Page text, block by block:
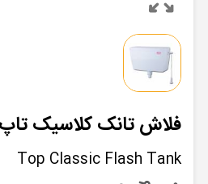
فلاش تانک کلاسیک تاپ
Top Classic Flash Tank